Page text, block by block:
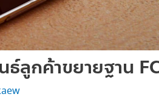
ลูกค้าขยายฐาน